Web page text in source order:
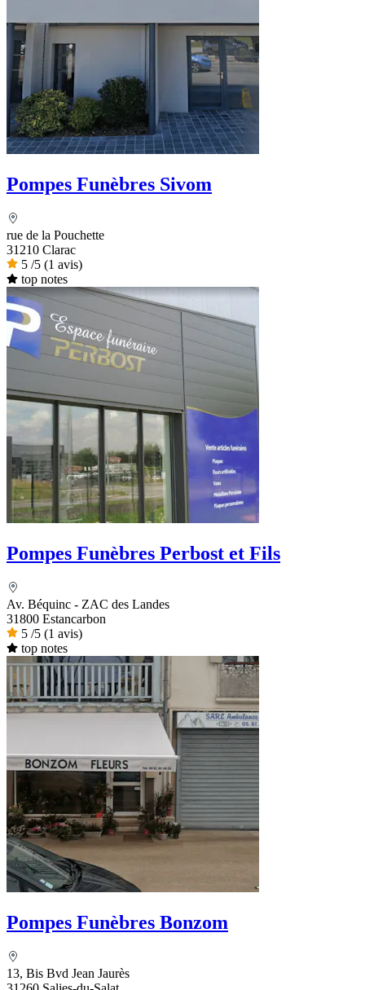
Pompes Funèbres Sivom
rue de la Pouchette
31210 Clarac
5 /5 (1 avis)
top notes
Pompes Funèbres Perbost et Fils
Av. Béquinc - ZAC des Landes
31800 Estancarbon
5 /5 (1 avis)
top notes
Pompes Funèbres Bonzom
13, Bis Bvd Jean Jaurès